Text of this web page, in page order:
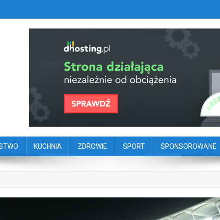
portal dziennikarstwa
KUCHNIA ZDROWIE SPORT SPONSOROWANE